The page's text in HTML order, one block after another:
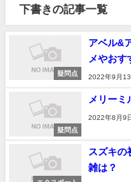
下書きの記事一覧
疑問点
アベル&
メやおす
2022年9月13
疑問点
メリーミ
2022年8月9
スズキの
雑は？